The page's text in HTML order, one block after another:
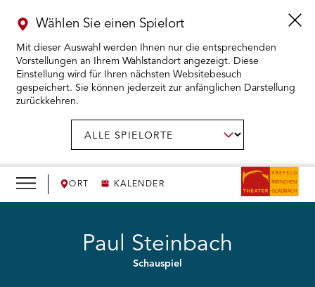
ORT KALENDER
Wählen Sie einen Spielort
Mit dieser Auswahl werden Ihnen nur die entsprechenden
Vorstellungen an Ihrem Wahlstandort angezeigt. Diese
Einstellung wird für Ihren nächsten Websitebesuch
gespeichert. Sie können jederzeit zur anfänglichen Darstellung
zurückkehren.
KARTENKAUF ÖFFNEN
WIR ÖFFNEN
DAS THEATER ÖFFNEN
Paul Steinbach
Schauspiel